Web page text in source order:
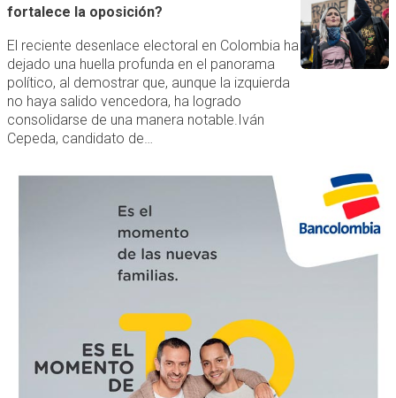
fortalece la oposición?
El reciente desenlace electoral en Colombia ha
dejado una huella profunda en el panorama
político, al demostrar que, aunque la izquierda
no haya salido vencedora, ha logrado
consolidarse de una manera notable.Iván
Cepeda, candidato de…